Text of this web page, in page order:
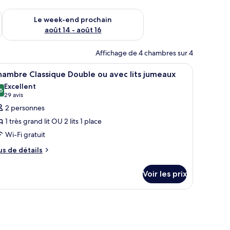
août 7 - août 9
Le week-end prochain
août 14 - août 16
Vérifier la disponibilité pour le week-end prochain août 14 -
Affichage de 4 chambres sur 4
encadrés accrochés au mur.
un grand lit, une table de chevet avec une lampe et une fenêtre avec
Chambre Classique Double ou avec lits
4 Classique Double ou avec lits jumeaux
sur 10
Excellent
29 avis
(29 avis)
2 personnes
1 très grand lit OU 2 lits 1 place
Wi-Fi gratuit
de détails
Voir les prix